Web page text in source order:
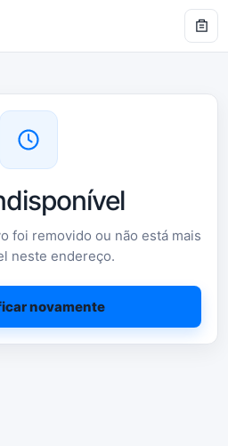
foi removido ou não está mais
neste endereço.
novamente